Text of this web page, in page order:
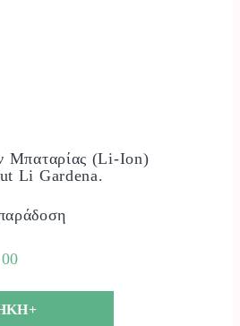
Μπαταρίας (Li-Ion)
Li Gardena.